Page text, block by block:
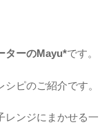
ターのMayu*です。
ピのご紹介です。
ンジにまかせる一